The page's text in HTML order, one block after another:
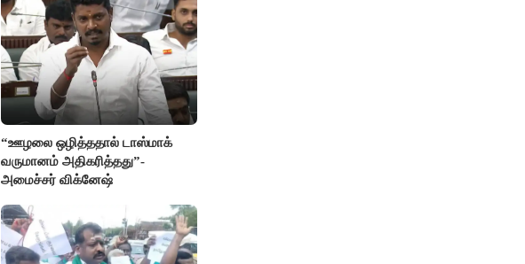
“ஊழலை ஒழித்ததால் டாஸ்மாக்
வருமானம் அதிகரித்தது”-
அமைச்சர் விக்னேஷ்